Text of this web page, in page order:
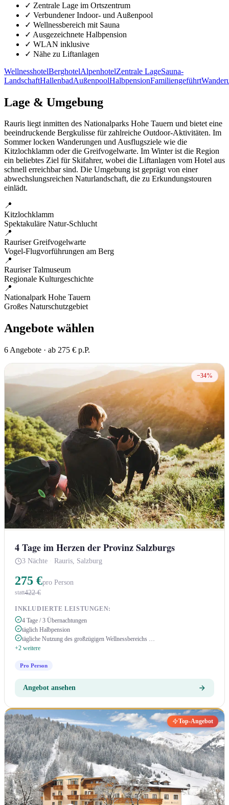
✓ Zentrale Lage im Ortszentrum
✓ Verbundener Indoor- und Außenpool
✓ Wellnessbereich mit Sauna
✓ Ausgezeichnete Halbpension
✓ WLAN inklusive
✓ Nähe zu Liftanlagen
WellnesshotelBerghotelAlpenhotelZentrale LageSauna-
LandschaftHallenbadAußenpoolHalbpensionFamiliengeführt
Lage & Umgebung
Rauris liegt inmitten des Nationalparks Hohe Tauern und bietet eine
beeindruckende Bergkulisse für zahlreiche Outdoor-Aktivitäten. Im
Sommer locken Wanderungen und Ausflugsziele wie die
Kitzlochklamm oder die Greifvogelwarte. Im Winter ist die Region
ein beliebtes Ziel für Skifahrer, wobei die Liftanlagen vom Hotel aus
schnell erreichbar sind. Die Umgebung ist geprägt von einer
abwechslungsreichen Naturlandschaft, die zu Erkundungstouren
einlädt.
📍
Kitzlochklamm
Spektakuläre Natur-Schlucht
📍
Rauriser Greifvogelwarte
Vogel-Flugvorführungen am Berg
📍
Rauriser Talmuseum
Regionale Kulturgeschichte
📍
Nationalpark Hohe Tauern
Großes Naturschutzgebiet
Angebote wählen
6 Angebote · ab 275 € p.P.
−34%
4 Tage im Herzen der Provinz Salzburgs
3 Nächte · Rauris, Salzburg
275 €pro Person
statt422 €
INKLUDIERTE LEISTUNGEN:
4 Tage / 3 Übernachtungen
täglich Halbpension
tägliche Nutzung des großzügigen Wellnessbereichs …
+2 weitere
Pro Person
Angebot ansehen
Top-Angebot